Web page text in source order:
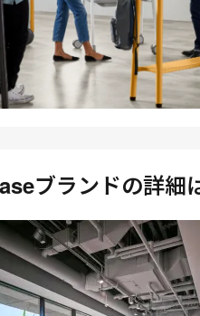
ブランドの詳細